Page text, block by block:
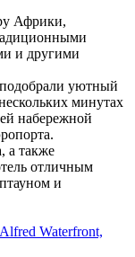
Африки,
и другими
уютный
минутах
набережной
а также
отличным
и
Waterfront,